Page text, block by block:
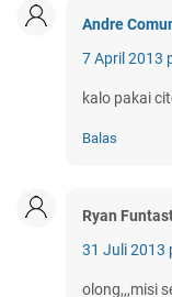
Andre
7 April 2013
kalo pakai
Balas
Ryan
31 Juli 2013
olong,,,misi